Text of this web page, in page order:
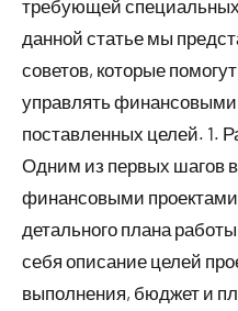
требующей
данной статье мы
советов, которые
управлять
поставленных целей. 1.
Одним из первых шагов
финансовыми проектами
детального плана
себя описание целей
выполнения, бюджет и